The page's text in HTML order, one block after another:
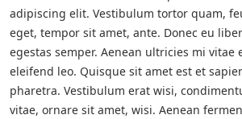
adipiscing elit. Vestibulum tortor quam,
eget, tempor sit amet, ante. Donec eu
egestas semper. Aenean ultricies mi vitae
eleifend leo. Quisque sit amet est et
pharetra. Vestibulum erat wisi,
vitae, ornare sit amet, wisi. Aenean